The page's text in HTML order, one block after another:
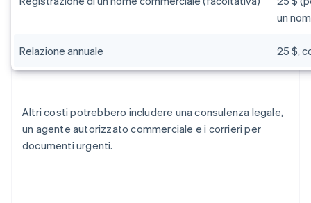
un
Relazione annuale 25 $,
Altri costi potrebbero includere una consulenza legale,
un agente autorizzato commerciale e i corrieri per
documenti urgenti.